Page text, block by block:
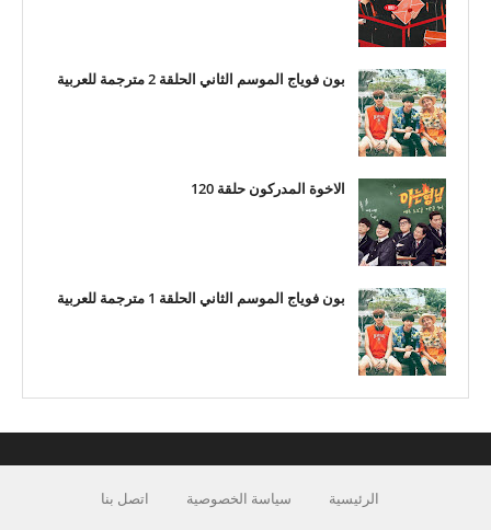
بون فوياج الموسم الثاني الحلقة 2 مترجمة للعربية
الاخوة المدركون حلقة 120
بون فوياج الموسم الثاني الحلقة 1 مترجمة للعربية
الرئيسية سياسة الخصوصية اتصل بنا